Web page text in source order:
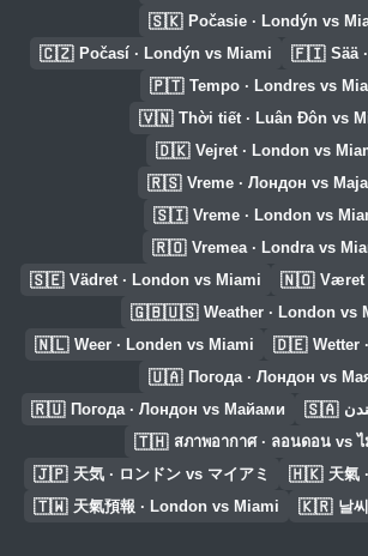
🇸🇰 Počasie · Londýn vs
🇨🇿 Počasí · Londýn vs Miami 🇫🇮 Sää
🇵🇹 Tempo · Londres vs
🇻🇳 Thời tiết · Luân Đôn vs
🇩🇰 Vejret · London vs
🇷🇸 Vreme · Лондон vs
🇸🇮 Vreme · London vs
🇷🇴 Vremea · Londra vs
🇸🇪 Vädret · London vs Miami 🇳🇴 Været
🇬🇧🇺🇸 Weather · London vs
🇳🇱 Weer · Londen vs Miami 🇩🇪 Wetter
🇺🇦 Погода · Лондон vs
🇷🇺 Погода · Лондон vs Майами 🇸🇦
🇹🇭 สภาพอากาศ · ลอนดอน vs
🇯🇵 天気 · ロンドン vs マイアミ 🇭🇰 天氣
🇹🇼 天氣預報 · London vs Miami 🇰🇷 날